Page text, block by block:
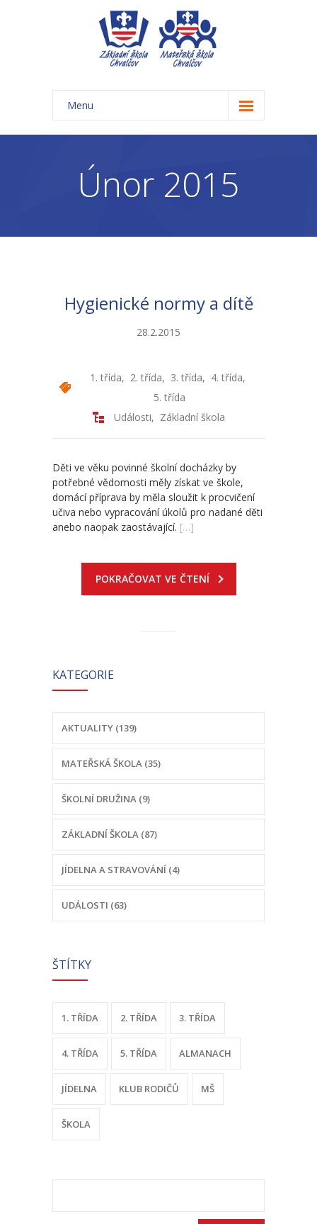
Menu
Úvod
Základní škola
-- Aktuality ZŠ
-- Třídní schůzky
-- Školní vzdělávací program ZŠ
-- Aktuality MŠ
-- Uspořádání dne MŠ
-- Učitelé MŠ
-- Zápis dětí do MŠ
-- Školní vzdělávací program MŠ
Školní družina
-- Aktuality a akce ŠD
Jídelna
-- Odhlášení stravy
O nás
-- Úřední deska a dokumenty
Únor 2015
Hygienické normy a dítě
28.2.2015
1. třída, 2. třída, 3. třída, 4. třída,
5. třída
Události, Základní škola
Děti ve věku povinné školní docházky by
potřebné vědomosti měly získat ve škole,
domácí příprava by měla sloužit k procvičení
učiva nebo vypracování úkolů pro nadané děti
anebo naopak zaostávající. […]
POKRAČOVAT VE ČTENÍ
KATEGORIE
AKTUALITY (139)
MATEŘSKÁ ŠKOLA (35)
ŠKOLNÍ DRUŽINA (9)
ZÁKLADNÍ ŠKOLA (87)
JÍDELNA A STRAVOVÁNÍ (4)
UDÁLOSTI (63)
ŠTÍTKY
1. TŘÍDA 2. TŘÍDA 3. TŘÍDA
4. TŘÍDA 5. TŘÍDA ALMANACH
JÍDELNA KLUB RODIČŮ MŠ
ŠKOLA